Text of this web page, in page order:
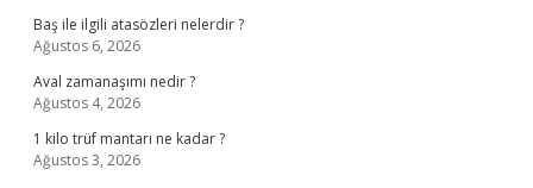
Baş ile ilgili atasözleri nelerdir ?
Ağustos 6, 2026
Aval zamanaşımı nedir ?
Ağustos 4, 2026
1 kilo trüf mantarı ne kadar ?
Ağustos 3, 2026